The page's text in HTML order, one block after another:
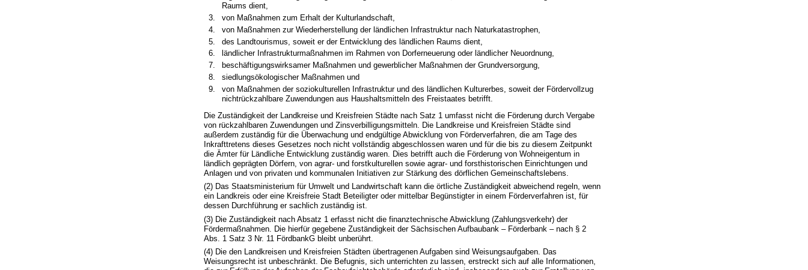
Raums dient,
von Maßnahmen zum Erhalt der Kulturlandschaft,
von Maßnahmen zur Wiederherstellung der ländlichen Infrastruktur nach Naturkatastrophen,
des Landtourismus, soweit er der Entwicklung des ländlichen Raums dient,
ländlicher Infrastrukturmaßnahmen im Rahmen von Dorferneuerung oder ländlicher Neuordnung,
beschäftigungswirksamer Maßnahmen und gewerblicher Maßnahmen der Grundversorgung,
siedlungsökologischer Maßnahmen und
von Maßnahmen der soziokulturellen Infrastruktur und des ländlichen Kulturerbes, soweit der Fördervollzug
nichtrückzahlbare Zuwendungen aus Haushaltsmitteln des Freistaates betrifft.
Die Zuständigkeit der Landkreise und Kreisfreien Städte nach Satz 1 umfasst nicht die Förderung durch Vergabe
von rückzahlbaren Zuwendungen und Zinsverbilligungsmitteln. Die Landkreise und Kreisfreien Städte sind
außerdem zuständig für die Überwachung und endgültige Abwicklung von Förderverfahren, die am Tage des
Inkrafttretens dieses Gesetzes noch nicht vollständig abgeschlossen waren und für die bis zu diesem Zeitpunkt
die Ämter für Ländliche Entwicklung zuständig waren. Dies betrifft auch die Förderung von Wohneigentum in
ländlich geprägten Dörfern, von agrar- und forstkulturellen sowie agrar- und forsthistorischen Einrichtungen und
Anlagen und von privaten und kommunalen Initiativen zur Stärkung des dörflichen Gemeinschaftslebens.
(2) Das Staatsministerium für Umwelt und Landwirtschaft kann die örtliche Zuständigkeit abweichend regeln, wenn
ein Landkreis oder eine Kreisfreie Stadt Beteiligter oder mittelbar Begünstigter in einem Förderverfahren ist, für
dessen Durchführung er sachlich zuständig ist.
(3) Die Zuständigkeit nach Absatz 1 erfasst nicht die finanztechnische Abwicklung (Zahlungsverkehr) der
Fördermaßnahmen. Die hierfür gegebene Zuständigkeit der Sächsischen Aufbaubank – Förderbank – nach § 2
Abs. 1 Satz 3 Nr. 11 FördbankG bleibt unberührt.
(4) Die den Landkreisen und Kreisfreien Städten übertragenen Aufgaben sind Weisungsaufgaben. Das
Weisungsrecht ist unbeschränkt. Die Befugnis, sich unterrichten zu lassen, erstreckt sich auf alle Informationen,